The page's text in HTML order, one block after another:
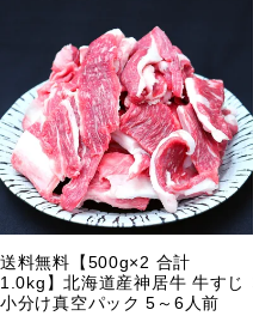
送料無料【500g×2 合計
1.0kg】北海道産神居牛 牛すじ
小分け真空パック 5～6人前